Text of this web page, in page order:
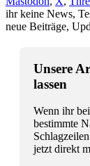
ihr keine News,
neue Beiträge,
Unsere
lassen
Wenn ihr
bestimmte
jetzt direkt